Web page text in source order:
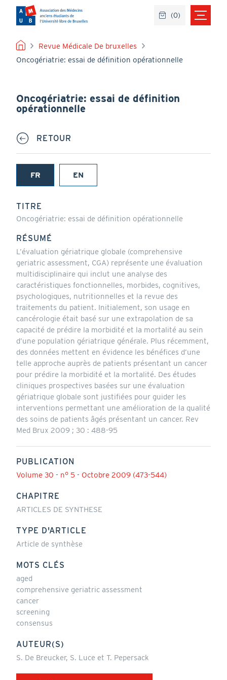
contenu
principal
FIL
D'ARIANE
Revue Médicale De bruxelles
Oncogériatrie: essai de définition opérationnelle
Oncogériatrie: essai de définition
opérationnelle
RETOUR
FR
(onglet
EN
TITRE
Oncogériatrie: essai de définition opérationnelle
RÉSUMÉ
L’évaluation gériatrique globale (comprehensive
geriatric assessment, CGA) représente une évaluation
multidisciplinaire qui inclut une analyse des
caractéristiques fonctionnelles, morbides, cognitives,
psychologiques, nutritionnelles et la revue des
traitements du patient. Initialement, son usage en
cancérologie était basé sur une extrapolation de sa
capacité de prédire la morbidité et la mortalité au sein
d’une population gériatrique générale. Plus récemment,
des données mettent en évidence les bénéfices d’une
telle approche auprès de patients présentant un cancer
pour prédire la morbidité et la mortalité. Des études
cliniques prospectives basées sur une évaluation
gériatrique globale sont justifiées pour guider les
interventions permettant une amélioration de la qualité
des soins de patients âgés présentant un cancer. Rev
Med Brux 2009 ; 30 : 488-95
PUBLICATION
Volume 30 - n° 5 - Octobre 2009 (473-544)
CHAPITRE
ARTICLES DE SYNTHESE
TYPE D'ARTICLE
Article de synthèse
MOTS CLÉS
aged
comprehensive geriatric assessment
cancer
screening
consensus
AUTEUR(S)
S. De Breucker, S. Luce et T. Pepersack
(0)